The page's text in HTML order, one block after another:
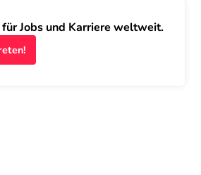
Jobs und Karriere weltweit.